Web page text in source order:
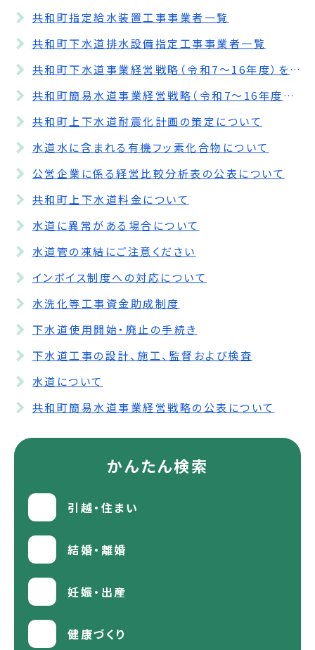
共和町指定給水装置工事事業者一覧
共和町下水道排水設備指定工事事業者一覧
共和町下水道事業経営戦略（令和7～16年度）を策定しました
共和町簡易水道事業経営戦略（令和7～16年度）を策定しました
共和町上下水道耐震化計画の策定について
水道水に含まれる有機フッ素化合物について
公営企業に係る経営比較分析表の公表について
共和町上下水道料金について
水道に異常がある場合について
水道管の凍結にご注意ください
インボイス制度への対応について
水洗化等工事資金助成制度
下水道使用開始・廃止の手続き
下水道工事の設計、施工、監督および検査
水道について
共和町簡易水道事業経営戦略の公表について
かんたん検索
引越・住まい
結婚・離婚
妊娠・出産
健康づくり